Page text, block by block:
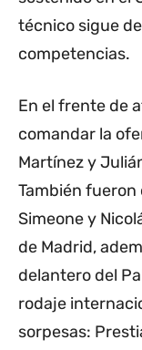
técnico sigue
competencias.
En el frente de
comandar la
Martínez y
También fueron
Simeone y
de Madrid,
delantero del
rodaje
sorpesas: